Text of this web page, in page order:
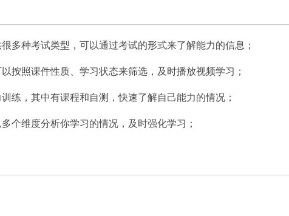
多种考试类型，可以通过考试的形式来了解能力的信息；
按照课件性质、学习状态来筛选，及时播放视频学习；
练，其中有课程和自测，快速了解自己能力的情况；
个维度分析你学习的情况，及时强化学习；